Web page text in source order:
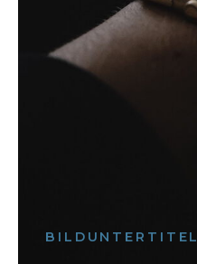
BILDUNTERTITEL